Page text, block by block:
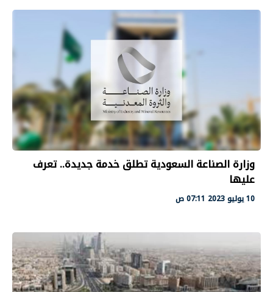
وزارة الصناعة السعودية تطلق خدمة جديدة.. تعرف
عليها
10 يوليو 2023 07:11 ص